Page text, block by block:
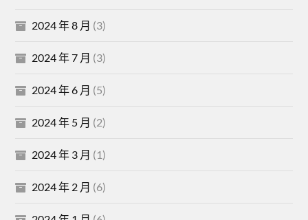
2024 年 8 月 (3)
2024 年 7 月 (3)
2024 年 6 月 (5)
2024 年 5 月 (2)
2024 年 3 月 (1)
2024 年 2 月 (6)